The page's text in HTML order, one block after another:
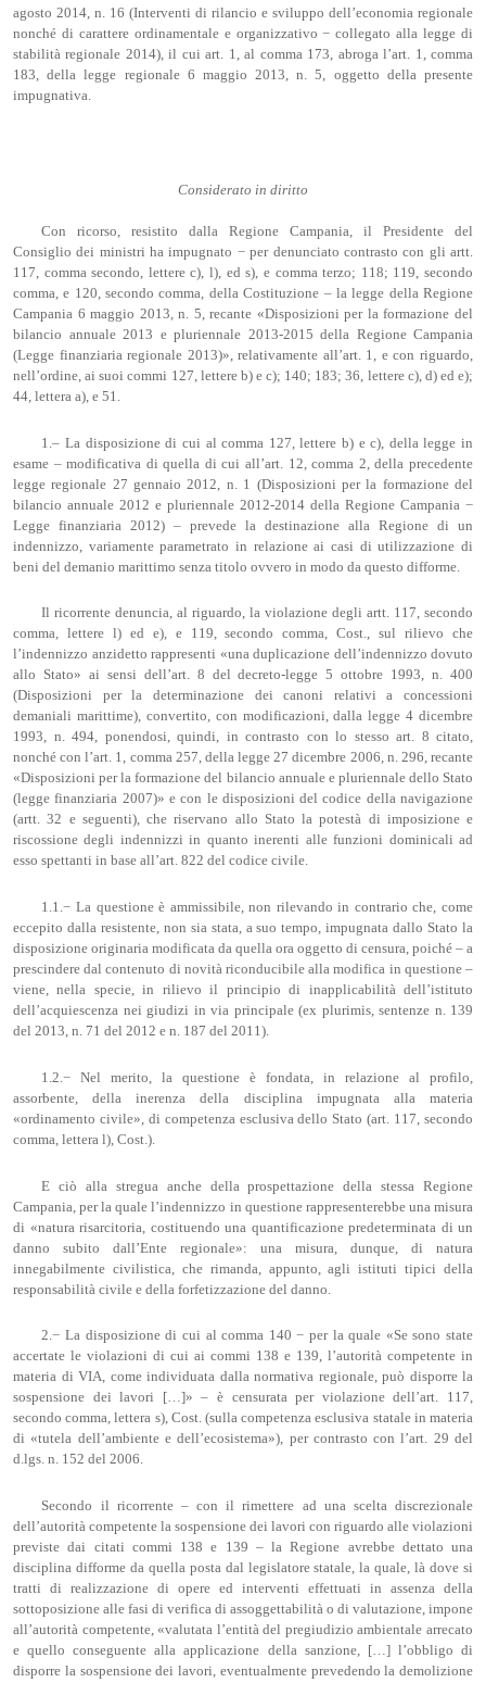
agosto 2014, n. 16 (Interventi di rilancio e sviluppo dell’economia regionale
nonché di carattere ordinamentale e organizzativo − collegato alla legge di
stabilità regionale 2014), il cui art. 1, al comma 173, abroga l’art. 1, comma
183, della legge regionale 6 maggio 2013, n. 5, oggetto della presente
impugnativa.
Considerato in diritto
Con ricorso, resistito dalla Regione Campania, il Presidente del
Consiglio dei ministri ha impugnato − per denunciato contrasto con gli artt.
117, comma secondo, lettere c), l), ed s), e comma terzo; 118; 119, secondo
comma, e 120, secondo comma, della Costituzione – la legge della Regione
Campania 6 maggio 2013, n. 5, recante «Disposizioni per la formazione del
bilancio annuale 2013 e pluriennale 2013-2015 della Regione Campania
(Legge finanziaria regionale 2013)», relativamente all’art. 1, e con riguardo,
nell’ordine, ai suoi commi 127, lettere b) e c); 140; 183; 36, lettere c), d) ed e);
44, lettera a), e 51.
1.– La disposizione di cui al comma 127, lettere b) e c), della legge in
esame – modificativa di quella di cui all’art. 12, comma 2, della precedente
legge regionale 27 gennaio 2012, n. 1 (Disposizioni per la formazione del
bilancio annuale 2012 e pluriennale 2012-2014 della Regione Campania −
Legge finanziaria 2012) – prevede la destinazione alla Regione di un
indennizzo, variamente parametrato in relazione ai casi di utilizzazione di
beni del demanio marittimo senza titolo ovvero in modo da questo difforme.
Il ricorrente denuncia, al riguardo, la violazione degli artt. 117, secondo
comma, lettere l) ed e), e 119, secondo comma, Cost., sul rilievo che
l’indennizzo anzidetto rappresenti «una duplicazione dell’indennizzo dovuto
allo Stato» ai sensi dell’art. 8 del decreto-legge 5 ottobre 1993, n. 400
(Disposizioni per la determinazione dei canoni relativi a concessioni
demaniali marittime), convertito, con modificazioni, dalla legge 4 dicembre
1993, n. 494, ponendosi, quindi, in contrasto con lo stesso art. 8 citato,
nonché con l’art. 1, comma 257, della legge 27 dicembre 2006, n. 296, recante
«Disposizioni per la formazione del bilancio annuale e pluriennale dello Stato
(legge finanziaria 2007)» e con le disposizioni del codice della navigazione
(artt. 32 e seguenti), che riservano allo Stato la potestà di imposizione e
riscossione degli indennizzi in quanto inerenti alle funzioni dominicali ad
esso spettanti in base all’art. 822 del codice civile.
1.1.− La questione è ammissibile, non rilevando in contrario che, come
eccepito dalla resistente, non sia stata, a suo tempo, impugnata dallo Stato la
disposizione originaria modificata da quella ora oggetto di censura, poiché – a
prescindere dal contenuto di novità riconducibile alla modifica in questione –
viene, nella specie, in rilievo il principio di inapplicabilità dell’istituto
dell’acquiescenza nei giudizi in via principale (ex plurimis, sentenze n. 139
del 2013, n. 71 del 2012 e n. 187 del 2011).
1.2.− Nel merito, la questione è fondata, in relazione al profilo,
assorbente, della inerenza della disciplina impugnata alla materia
«ordinamento civile», di competenza esclusiva dello Stato (art. 117, secondo
comma, lettera l), Cost.).
E ciò alla stregua anche della prospettazione della stessa Regione
Campania, per la quale l’indennizzo in questione rappresenterebbe una misura
di «natura risarcitoria, costituendo una quantificazione predeterminata di un
danno subito dall’Ente regionale»: una misura, dunque, di natura
innegabilmente civilistica, che rimanda, appunto, agli istituti tipici della
responsabilità civile e della forfetizzazione del danno.
2.− La disposizione di cui al comma 140 − per la quale «Se sono state
accertate le violazioni di cui ai commi 138 e 139, l’autorità competente in
materia di VIA, come individuata dalla normativa regionale, può disporre la
sospensione dei lavori […]» – è censurata per violazione dell’art. 117,
secondo comma, lettera s), Cost. (sulla competenza esclusiva statale in materia
di «tutela dell’ambiente e dell’ecosistema»), per contrasto con l’art. 29 del
d.lgs. n. 152 del 2006.
Secondo il ricorrente – con il rimettere ad una scelta discrezionale
dell’autorità competente la sospensione dei lavori con riguardo alle violazioni
previste dai citati commi 138 e 139 – la Regione avrebbe dettato una
disciplina difforme da quella posta dal legislatore statale, la quale, là dove si
tratti di realizzazione di opere ed interventi effettuati in assenza della
sottoposizione alle fasi di verifica di assoggettabilità o di valutazione, impone
all’autorità competente, «valutata l’entità del pregiudizio ambientale arrecato
e quello conseguente alla applicazione della sanzione, […] l’obbligo di
disporre la sospensione dei lavori, eventualmente prevedendo la demolizione